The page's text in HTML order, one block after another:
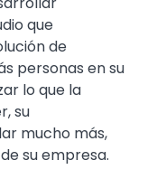
que
de
personas en su
lo que la
su
mucho más,
su empresa.